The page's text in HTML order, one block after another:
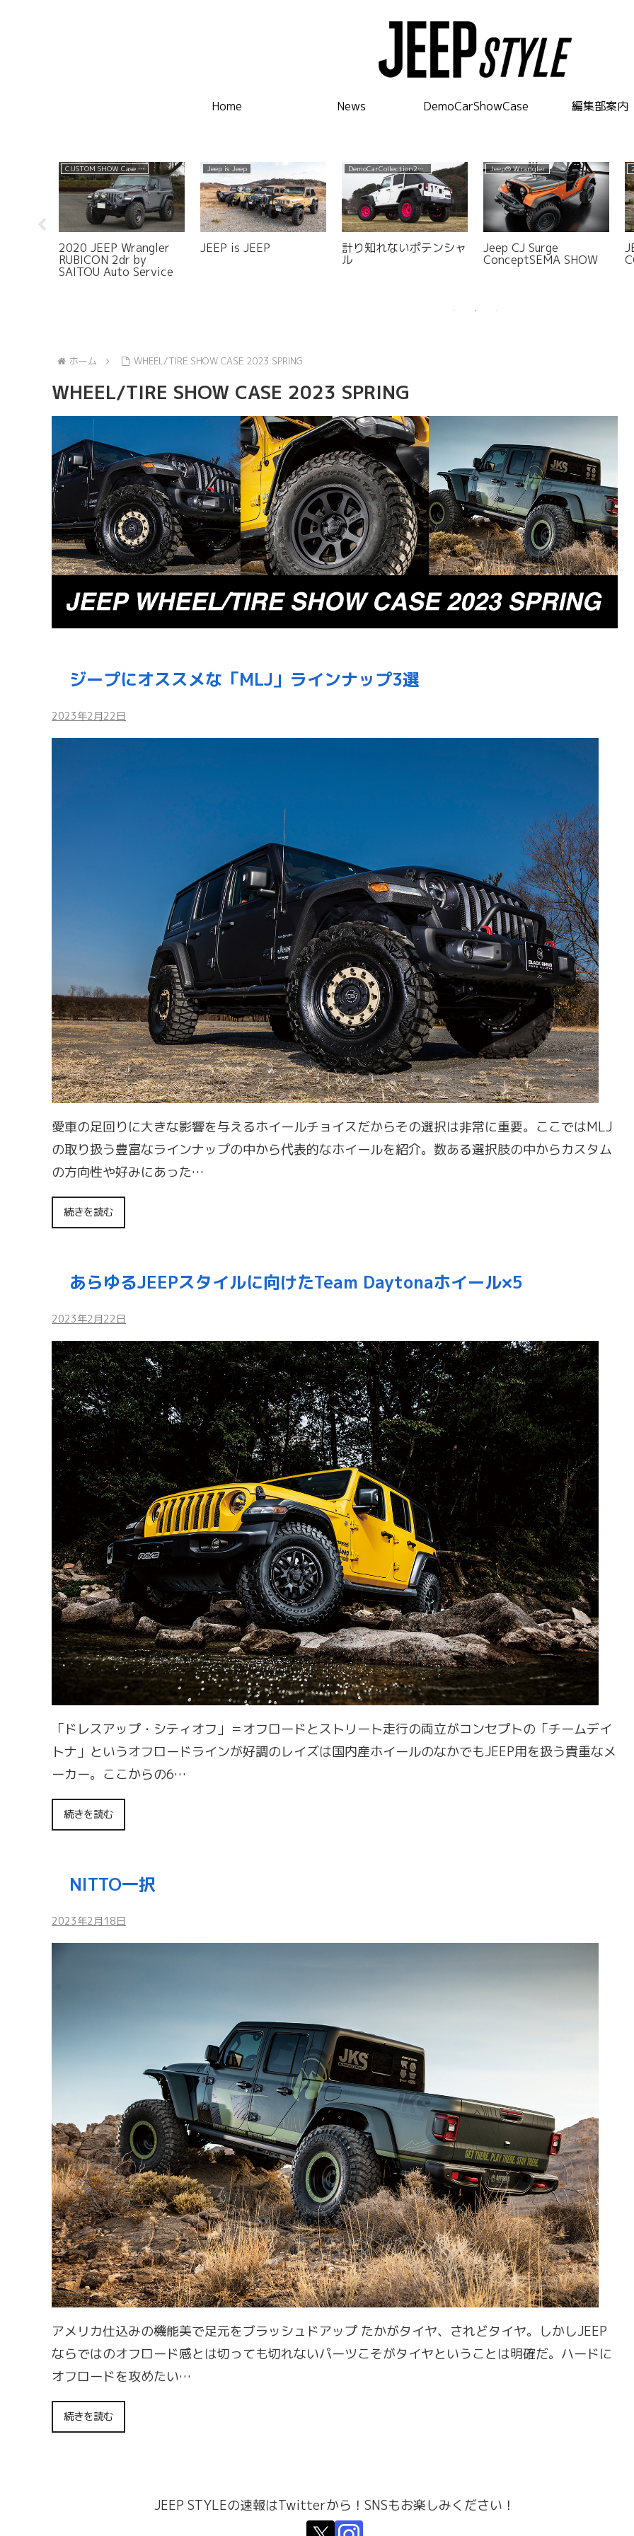
Home News DemoCarShowCase 編集部案内
CUSTOM SHOW Case 2023 SPRING
2020 JEEP Wrangler
RUBICON 2dr by
SAITOU Auto Service
Jeep is Jeep
JEEP is JEEP
DemoCarCollection2014
計り知れないポテンシャ
ル
Jeep® Wrangler
Jeep CJ Surge
ConceptSEMA SHOW
ホーム WHEEL/TIRE SHOW CASE 2023 SPRING
WHEEL/TIRE SHOW CASE 2023 SPRING
ジープにオススメな「MLJ」ラインナップ3選
2023年2月22日
愛車の足回りに大きな影響を与えるホイールチョイスだからその選択は非常に重要。ここではMLJ
の取り扱う豊富なラインナップの中から代表的なホイールを紹介。数ある選択肢の中からカスタム
の方向性や好みにあった…
続きを読む
あらゆるJEEPスタイルに向けたTeam Daytonaホイール×5
2023年2月22日
「ドレスアップ・シティオフ」＝オフロードとストリート走行の両立がコンセプトの「チームデイ
トナ」というオフロードラインが好調のレイズは国内産ホイールのなかでもJEEP用を扱う貴重なメ
ーカー。ここからの6…
続きを読む
NITTO一択
2023年2月18日
アメリカ仕込みの機能美で足元をブラッシュドアップ たかがタイヤ、されどタイヤ。しかしJEEP
ならではのオフロード感とは切っても切れないパーツこそがタイヤということは明確だ。ハードに
オフロードを攻めたい…
続きを読む
JEEP STYLEの速報はTwitterから！SNSもお楽しみください！